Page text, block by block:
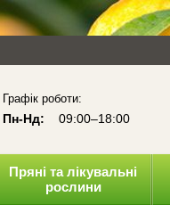
Графік роботи:
Пн-Нд: 09:00–18:00
Пряні та лікувальні
рослини